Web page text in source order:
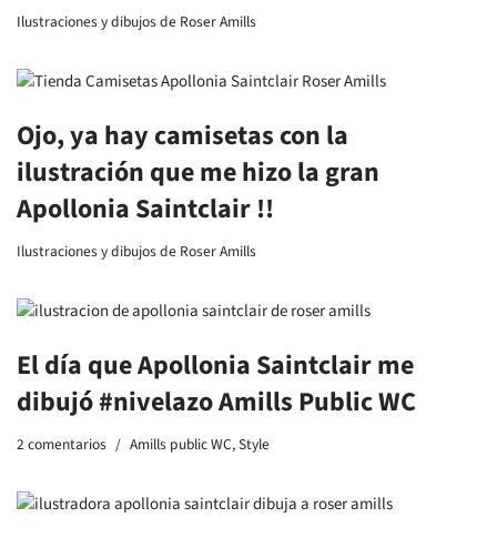
Ilustraciones y dibujos de Roser Amills
Ojo, ya hay camisetas con la
ilustración que me hizo la gran
Apollonia Saintclair !!
Ilustraciones y dibujos de Roser Amills
El día que Apollonia Saintclair me
dibujó #nivelazo Amills Public WC
2 comentarios Amills public WC,Style